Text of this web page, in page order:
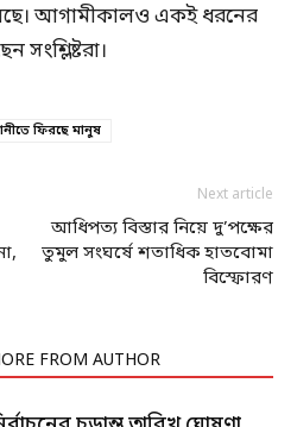
আগামীকালও একই ধরনের
ফিরছে মানুষ
Next article
আধিপত্য বিস্তার নিয়ে দু’পক্ষের
তুমুল সংঘর্ষে শতাধিক হাতবোমা
বিস্ফোরণ
FROM AUTHOR